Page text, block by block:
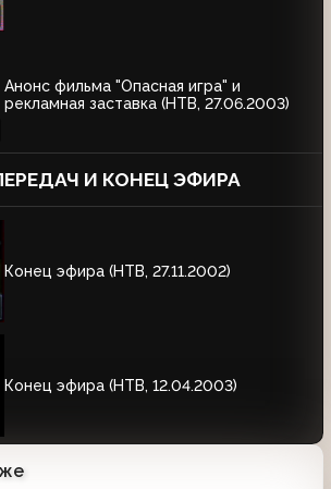
Анонс фильма "Опасная игра" и
рекламная заставка (НТВ, 27.06.2003)
И КОНЕЦ ЭФИРА
Конец эфира (НТВ, 27.11.2002)
Конец эфира (НТВ, 12.04.2003)